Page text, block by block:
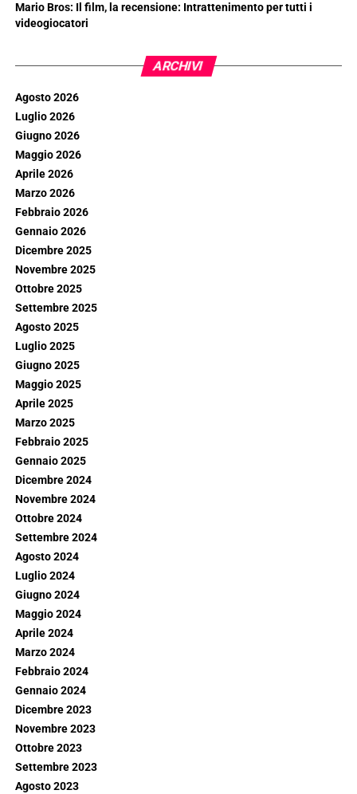
Mario Bros: Il film, la recensione: Intrattenimento per tutti i
videogiocatori
ARCHIVI
Agosto 2026
Luglio 2026
Giugno 2026
Maggio 2026
Aprile 2026
Marzo 2026
Febbraio 2026
Gennaio 2026
Dicembre 2025
Novembre 2025
Ottobre 2025
Settembre 2025
Agosto 2025
Luglio 2025
Giugno 2025
Maggio 2025
Aprile 2025
Marzo 2025
Febbraio 2025
Gennaio 2025
Dicembre 2024
Novembre 2024
Ottobre 2024
Settembre 2024
Agosto 2024
Luglio 2024
Giugno 2024
Maggio 2024
Aprile 2024
Marzo 2024
Febbraio 2024
Gennaio 2024
Dicembre 2023
Novembre 2023
Ottobre 2023
Settembre 2023
Agosto 2023